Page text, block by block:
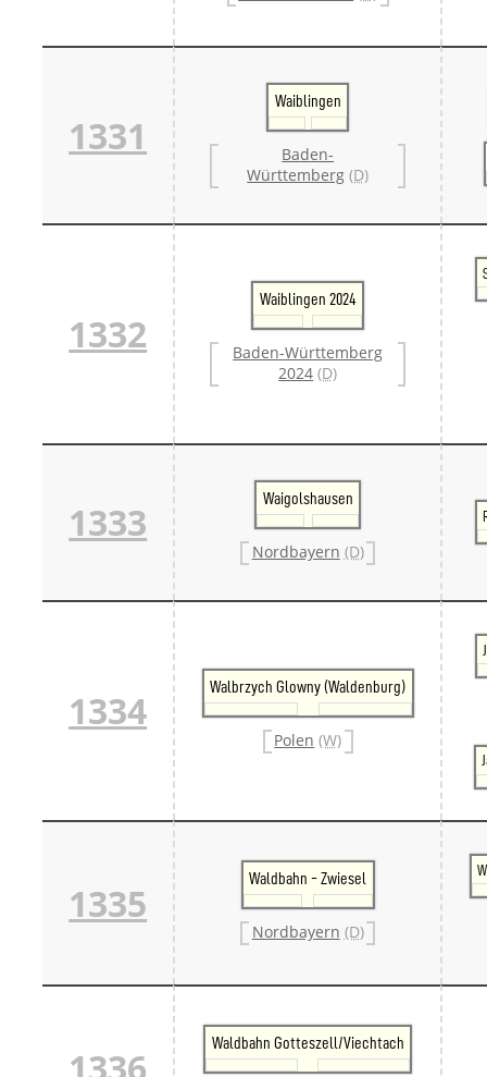
1331
Waiblingen
Baden-
Württemberg (D)
1332
Waiblingen 2024
Baden-Württemberg
2024 (D)
1333
Waigolshausen
Nordbayern (D)
1334
Walbrzych Glowny (Waldenburg)
Polen (W)
1335
Waldbahn - Zwiesel
Nordbayern (D)
Waldbahn Gotteszell/Viechtach